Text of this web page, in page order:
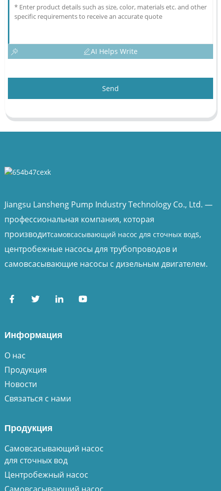
AI Helps Write
Send
Jiangsu Lansheng Pump Industry Technology Co., Ltd. —
профессиональная компания, которая
производитсамовсасывающий насос для сточных водs,
центробежные насосы для трубопроводов и
самовсасывающие насосы с дизельным двигателем.
Информация
О нас
Продукция
Новости
Связаться с нами
Продукция
Самовсасывающий насос
для сточных вод
Центробежный насос